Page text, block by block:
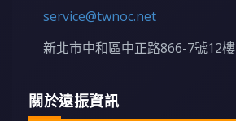
service@twnoc.net
新北市中和區中正路866-7號12樓
關於遠振資訊